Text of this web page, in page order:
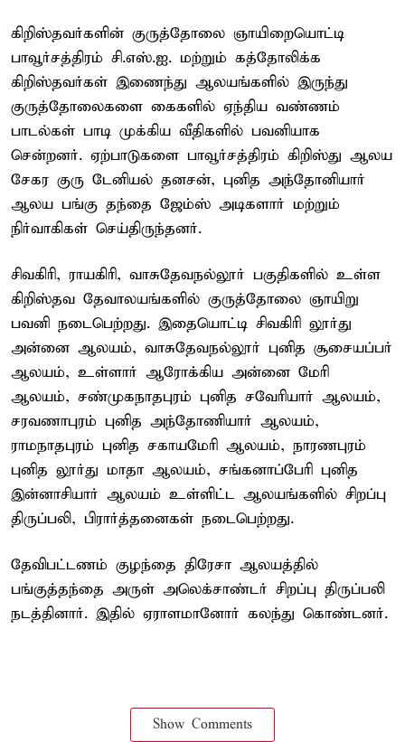
கிறிஸ்தவர்களின் குருத்தோலை ஞாயிறையொட்டி
பாவூர்சத்திரம் சி.எஸ்.ஐ. மற்றும் கத்தோலிக்க
கிறிஸ்தவர்கள் இணைந்து ஆலயங்களில் இருந்து
குருத்தோலைகளை கைகளில் ஏந்திய வண்ணம்
பாடல்கள் பாடி முக்கிய வீதிகளில் பவனியாக
சென்றனர். ஏற்பாடுகளை பாவூர்சத்திரம் கிறிஸ்து ஆலய
சேகர குரு டேனியல் தனசன், புனித அந்தோனியார்
ஆலய பங்கு தந்தை ஜேம்ஸ் அடிகளார் மற்றும்
நிர்வாகிகள் செய்திருந்தனர்.
சிவகிரி, ராயகிரி, வாசுதேவநல்லூர் பகுதிகளில் உள்ள
கிறிஸ்தவ தேவாலயங்களில் குருத்தோலை ஞாயிறு
பவனி நடைபெற்றது. இதையொட்டி சிவகிரி லூர்து
அன்னை ஆலயம், வாசுதேவநல்லூர் புனித சூசையப்பர்
ஆலயம், உள்ளார் ஆரோக்கிய அன்னை மேரி
ஆலயம், சண்முகநாதபுரம் புனித சவேரியார் ஆலயம்,
சரவணாபுரம் புனித அந்தோணியார் ஆலயம்,
ராமநாதபுரம் புனித சகாயமேரி ஆலயம், நாரணபுரம்
புனித லூர்து மாதா ஆலயம், சங்கனாப்பேரி புனித
இன்னாசியார் ஆலயம் உள்ளிட்ட ஆலயங்களில் சிறப்பு
திருப்பலி, பிரார்த்தனைகள் நடைபெற்றது.
தேவிபட்டணம் குழந்தை திரேசா ஆலயத்தில்
பங்குத்தந்தை அருள் அலெக்சாண்டர் சிறப்பு திருப்பலி
நடத்தினார். இதில் ஏராளமானோர் கலந்து கொண்டனர்.
Show Comments